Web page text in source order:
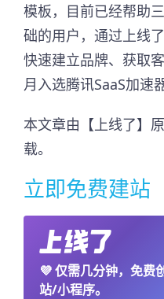
模板，目前已经帮助
础的用户，通过上线
快速建立品牌、获取
月入选腾讯SaaS加速
本文章由【上线了】
载。
立即免费建站
💜仅需几分钟，免费
站/小程序。